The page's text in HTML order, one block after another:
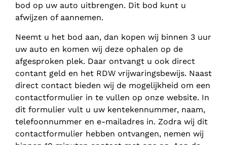
bod op uw auto uitbrengen. Dit bod kunt u
afwijzen of aannemen.
Neemt u het bod aan, dan kopen wij binnen 3 uur
uw auto en komen wij deze ophalen op de
afgesproken plek. Daar ontvangt u ook direct
contant geld en het RDW vrijwaringsbewijs. Naast
direct contact bieden wij de mogelijkheid om een
contactformulier in te vullen op onze website. In
dit formulier vult u uw kentekennummer, naam,
telefoonnummer en e-mailadres in. Zodra wij dit
contactformulier hebben ontvangen, nemen wij